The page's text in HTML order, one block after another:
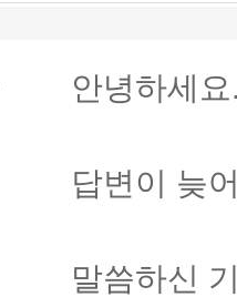
안녕하세
답변이 늦
말씀하신